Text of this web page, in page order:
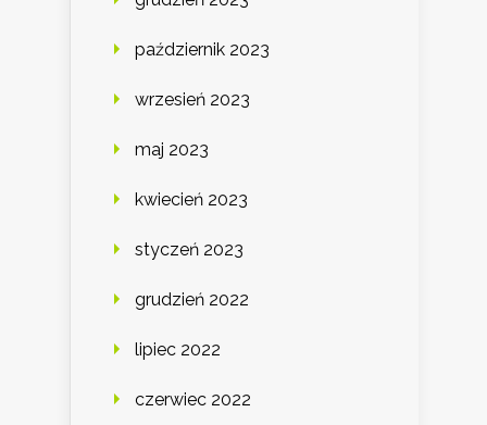
październik 2023
wrzesień 2023
maj 2023
kwiecień 2023
styczeń 2023
grudzień 2022
lipiec 2022
czerwiec 2022